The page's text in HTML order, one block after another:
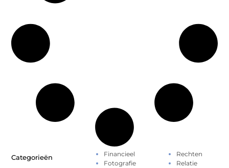
Categorieën
Financieel
Fotografie
Rechten
Relatie